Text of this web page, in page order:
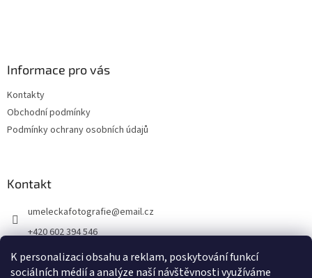
K personalizaci obsahu a reklam, poskytování funkcí
sociálních médií a analýze naší návštěvnosti využíváme
Informace pro vás
Kontakty
Obchodní podmínky
Podmínky ochrany osobních údajů
Kontakt
umeleckafotografie@email.cz
+420 602 394 546
Facebook